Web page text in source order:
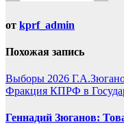
от kprf_admin
Похожая запись
Выборы 2026
Фракция КПРФ в
Геннадий Зюганов: